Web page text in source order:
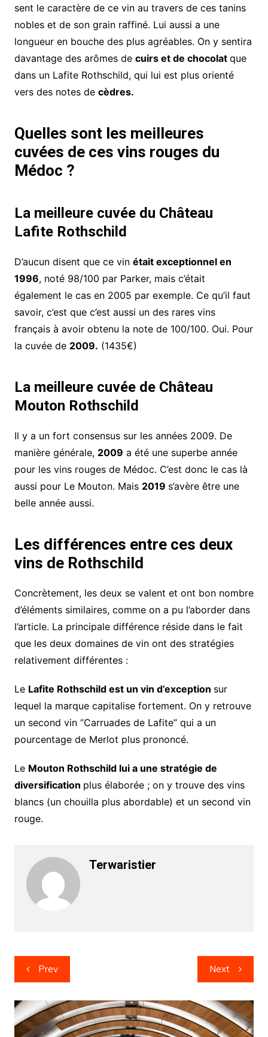
sent le caractère de ce vin au travers de ces tanins
nobles et de son grain raffiné. Lui aussi a une
longueur en bouche des plus agréables. On y sentira
davantage des arômes de cuirs et de chocolat que
dans un Lafite Rothschild, qui lui est plus orienté
vers des notes de cèdres.
Quelles sont les meilleures
cuvées de ces vins rouges du
Médoc ?
La meilleure cuvée du Château
Lafite Rothschild
D’aucun disent que ce vin était exceptionnel en
1996, noté 98/100 par Parker, mais c’était
également le cas en 2005 par exemple. Ce qu’il faut
savoir, c’est que c’est aussi un des rares vins
français à avoir obtenu la note de 100/100. Oui. Pour
la cuvée de 2009. (1435€)
La meilleure cuvée de Château
Mouton Rothschild
Il y a un fort consensus sur les années 2009. De
manière générale, 2009 a été une superbe année
pour les vins rouges de Médoc. C’est donc le cas là
aussi pour Le Mouton. Mais 2019 s’avère être une
belle année aussi.
Les différences entre ces deux
vins de Rothschild
Concrètement, les deux se valent et ont bon nombre
d’éléments similaires, comme on a pu l’aborder dans
l’article. La principale différence réside dans le fait
que les deux domaines de vin ont des stratégies
relativement différentes :
Le Lafite Rothschild est un vin d’exception sur
lequel la marque capitalise fortement. On y retrouve
un second vin “Carruades de Lafite” qui a un
pourcentage de Merlot plus prononcé.
Le Mouton Rothschild lui a une stratégie de
diversification plus élaborée ; on y trouve des vins
blancs (un chouilla plus abordable) et un second vin
rouge.
Terwaristier
Post
navigation
Prev Next